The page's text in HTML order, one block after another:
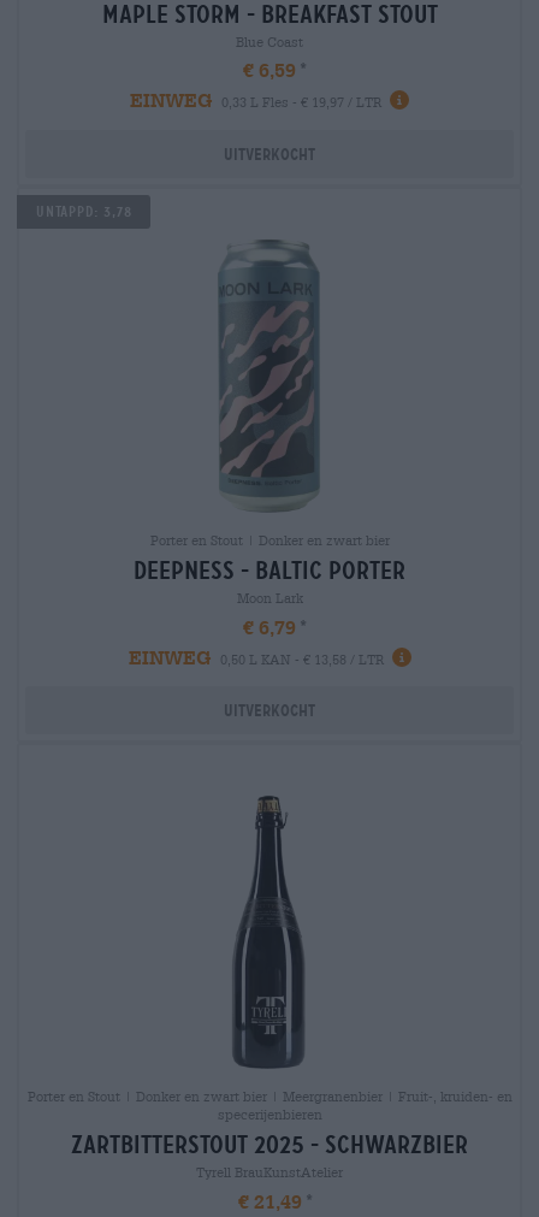
maple storm - breakfast stout
Blue Coast
€ 6,59
EINWEG
0,33 L Fles - € 19,97 / LTR
Uitverkocht
Untappd: 3,78
Porter en Stout | Donker en zwart bier
deepness - baltic porter
Moon Lark
€ 6,79
EINWEG
0,50 L KAN - € 13,58 / LTR
Uitverkocht
Porter en Stout | Donker en zwart bier | Meergranenbier | Fruit-, kruiden- en
specerijenbieren
zartbitterstout 2025 - schwarzbier
Tyrell BrauKunstAtelier
€ 21,49